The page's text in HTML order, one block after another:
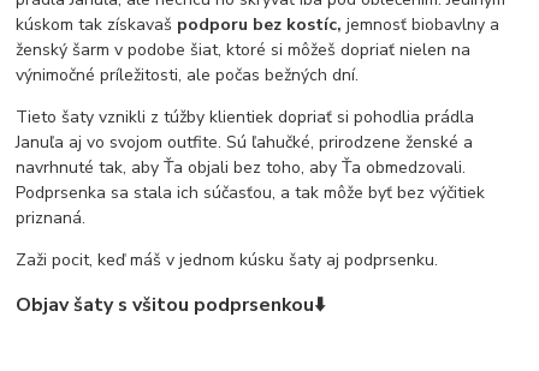
kúskom tak získavaš podporu bez kostíc, jemnosť biobavlny a
ženský šarm v podobe šiat, ktoré si môžeš dopriať nielen na
výnimočné príležitosti, ale počas bežných dní.
Tieto šaty vznikli z túžby klientiek dopriať si pohodlia prádla
Januľa aj vo svojom outfite. Sú ľahučké, prirodzene ženské a
navrhnuté tak, aby Ťa objali bez toho, aby Ťa obmedzovali.
Podprsenka sa stala ich súčasťou, a tak môže byť bez výčitiek
priznaná.
Zaži pocit, keď máš v jednom kúsku šaty aj podprsenku.
Objav šaty s všitou podprsenkou⬇️